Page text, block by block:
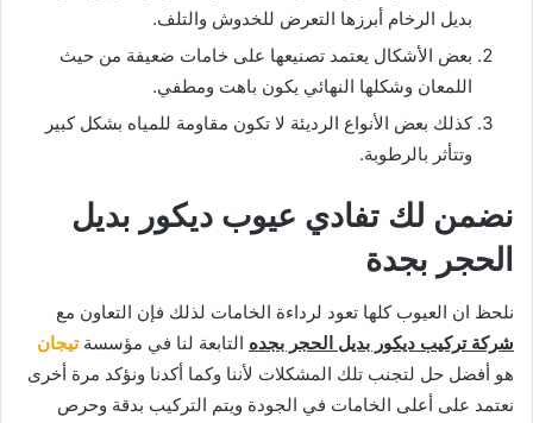
بديل الرخام أبرزها التعرض للخدوش والتلف.
بعض الأشكال يعتمد تصنيعها على خامات ضعيفة من حيث
اللمعان وشكلها النهائي يكون باهت ومطفي.
كذلك بعض الأنواع الرديئة لا تكون مقاومة للمياه بشكل كبير
وتتأثر بالرطوبة.
نضمن لك تفادي عيوب ديكور بديل
الحجر بجدة
نلحظ ان العيوب كلها تعود لرداءة الخامات لذلك فإن التعاون مع
شركة تركيب ديكور بديل الحجر بجده التابعة لنا في مؤسسةتيجان
هو أفضل حل لتجنب تلك المشكلات لأننا وكما أكدنا ونؤكد مرة أخرى
نعتمد على أعلى الخامات في الجودة ويتم التركيب بدقة وحرص